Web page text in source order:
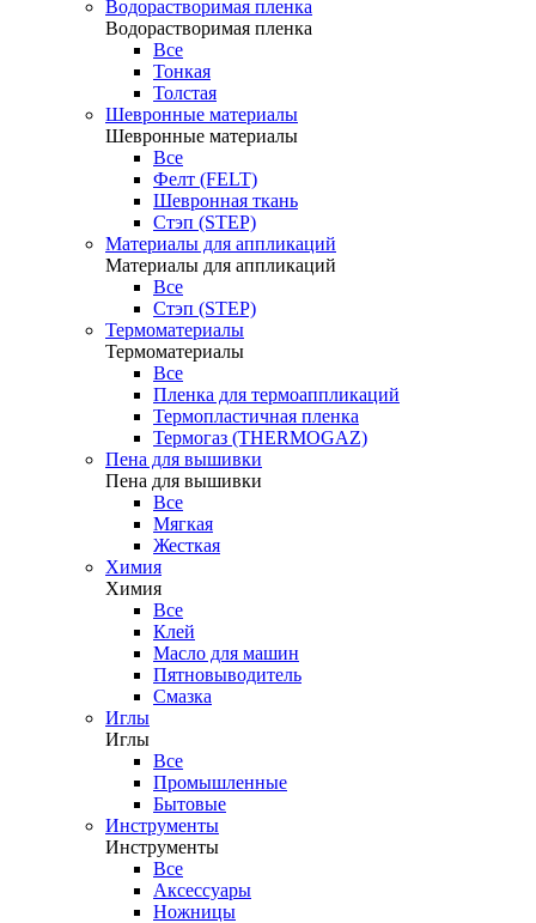
Водорастворимая пленка
Водорастворимая пленка
Все
Тонкая
Толстая
Шевронные материалы
Шевронные материалы
Все
Фелт (FELT)
Шевронная ткань
Стэп (STEP)
Материалы для аппликаций
Материалы для аппликаций
Все
Стэп (STEP)
Термоматериалы
Термоматериалы
Все
Пленка для термоаппликаций
Термопластичная пленка
Термогаз (THERMOGAZ)
Пена для вышивки
Пена для вышивки
Все
Мягкая
Жесткая
Химия
Химия
Все
Клей
Масло для машин
Пятновыводитель
Смазка
Иглы
Иглы
Все
Промышленные
Бытовые
Инструменты
Инструменты
Все
Аксессуары
Ножницы